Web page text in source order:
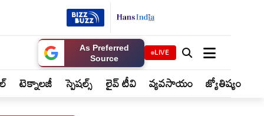
As Preferred
Source
LIVE
టెక్నాలజీ స్పెషల్స్ లైవ్ టీవి వ్యవసాయం జ్యోతిష్యం